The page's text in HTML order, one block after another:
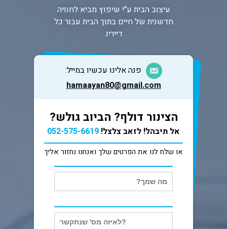
עיצוב הבית ע"י שיפוץ מביא לחוויה
חדשנית של חיים בתוך הבית עבור כל
דייריו.
פנה אלינו עכשיו במייל:
hamaayan80@gmail.com
הצינור דולף? הביוב גולש?
אל תיבהל! לזאב צלצל! 052-575-6619
או שלח לנו את הפרטים שלך ואנחנו נחזור אליך